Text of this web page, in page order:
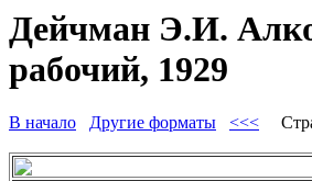
Дейчман Э.И.
рабочий, 1929
В начало Другие форматы <<<